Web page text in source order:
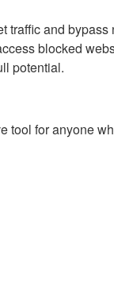
traffic and
blocked
potential.
tool for anyone